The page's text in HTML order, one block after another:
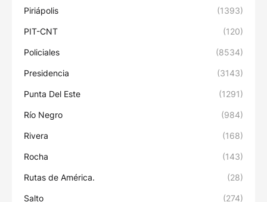
Piriápolis (1393)
PIT-CNT (120)
Policiales (8534)
Presidencia (3143)
Punta Del Este (1291)
Río Negro (984)
Rivera (168)
Rocha (143)
Rutas de América. (28)
Salto (274)